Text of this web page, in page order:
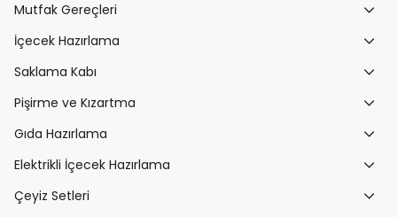
Mutfak Gereçleri
İçecek Hazırlama
Saklama Kabı
Pişirme ve Kızartma
Gıda Hazırlama
Elektrikli İçecek Hazırlama
Çeyiz Setleri